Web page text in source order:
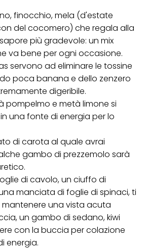
finocchio, mela (d'estate
del cocomero) che regala alla
più gradevole: un mix
va bene per ogni occasione.
servono ad eliminare le tossine
poca banana e dello zenzero
digeribile.
pompelmo e metà limone si
una fonte di energia per lo
di carota al quale avrai
gambo di prezzemolo sarà
di cavolo, un ciuffo di
manciata di foglie di spinaci, ti
una vista acuta
un gambo di sedano, kiwi
con la buccia per colazione
energia.
sopra indicate. Se fai clic su "Rifiuta",
i cookie tecnicamente necessari per fornirti